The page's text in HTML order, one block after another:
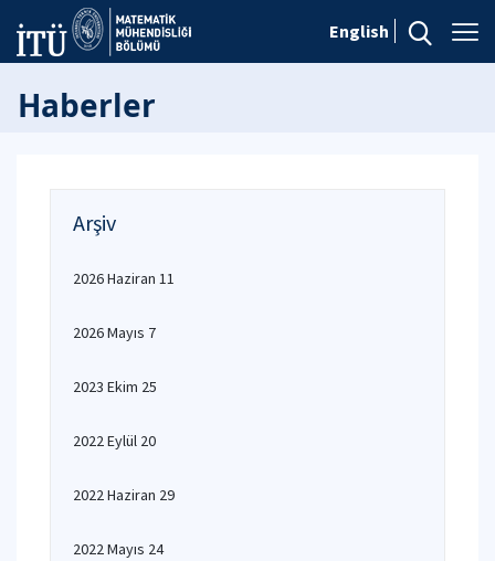
English
Haberler
Arşiv
2026 Haziran 11
2026 Mayıs 7
2023 Ekim 25
2022 Eylül 20
2022 Haziran 29
2022 Mayıs 24